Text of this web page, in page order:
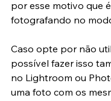
na imagem original,
por esse motivo que
Caso opte por não
possível fazer isso
no Lightroom ou